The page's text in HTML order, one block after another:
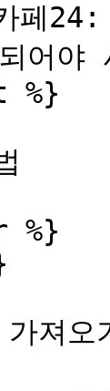
24:
어
%}
%}
져